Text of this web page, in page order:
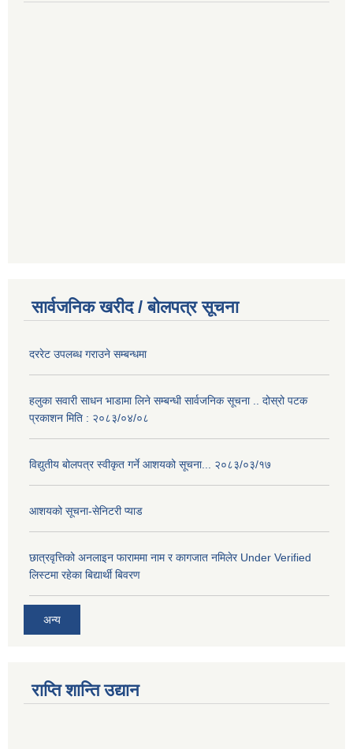
सार्वजनिक खरीद / बोलपत्र सूचना
दररेट उपलब्ध गराउने सम्बन्धमा
हलुका सवारी साधन भाडामा लिने सम्बन्धी सार्वजनिक सूचना .. दोस्रो पटक
प्रकाशन मिति : २०८३/०४/०८
विद्युतीय बोलपत्र स्वीकृत गर्ने आशयको सूचना... २०८३/०३/१७
आशयको सूचना-सेनिटरी प्याड
छात्रवृत्तिको अनलाइन फाराममा नाम र कागजात नमिलेर Under Verified
लिस्टमा रहेका बिद्यार्थी बिवरण
अन्य
राप्ति शान्ति उद्यान